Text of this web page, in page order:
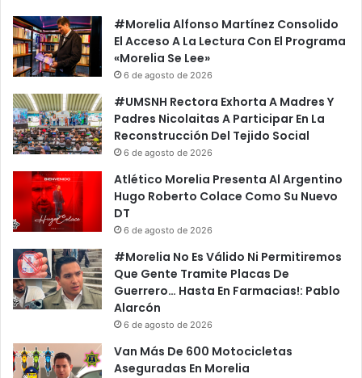
#Morelia Alfonso Martínez Consolido
El Acceso A La Lectura Con El Programa
«Morelia Se Lee»
6 de agosto de 2026
#UMSNH Rectora Exhorta A Madres Y
Padres Nicolaitas A Participar En La
Reconstrucción Del Tejido Social
6 de agosto de 2026
Atlético Morelia Presenta Al Argentino
Hugo Roberto Colace Como Su Nuevo
DT
6 de agosto de 2026
#Morelia No Es Válido Ni Permitiremos
Que Gente Tramite Placas De
Guerrero… Hasta En Farmacias!: Pablo
Alarcón
6 de agosto de 2026
Van Más De 600 Motocicletas
Aseguradas En Morelia